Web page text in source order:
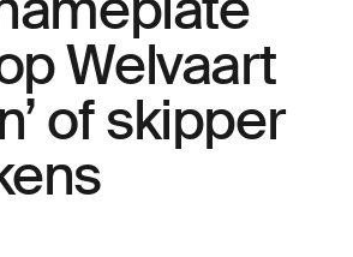
Welvaart
of skipper